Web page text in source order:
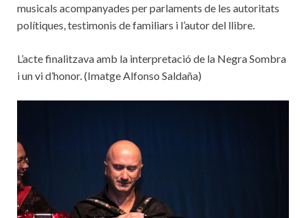
musicals acompanyades per parlaments de les autoritats
polítiques, testimonis de familiars i l’autor del llibre.
L’acte finalitzava amb la interpretació de la Negra Sombra
i un vi d’honor. (Imatge Alfonso Saldaña)